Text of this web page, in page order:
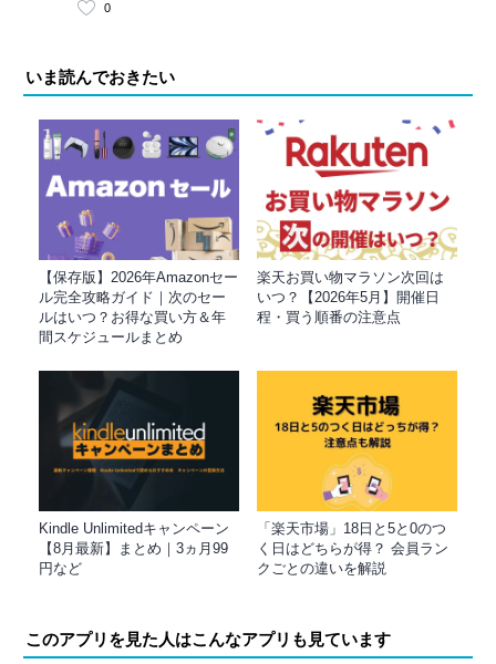
0
いま読んでおきたい
【保存版】2026年Amazonセー
ル完全攻略ガイド｜次のセー
ルはいつ？お得な買い方＆年
間スケジュールまとめ
楽天お買い物マラソン次回は
いつ？【2026年5月】開催日
程・買う順番の注意点
Kindle Unlimitedキャンペーン
【8月最新】まとめ｜3ヵ月99
円など
「楽天市場」18日と5と0のつ
く日はどちらが得？ 会員ラン
クごとの違いを解説
このアプリを見た人はこんなアプリも見ています